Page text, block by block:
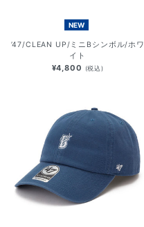
NEW
’47/CLEAN UP/ミニBシンボル/ホワ
イト
¥4,800 (税込)